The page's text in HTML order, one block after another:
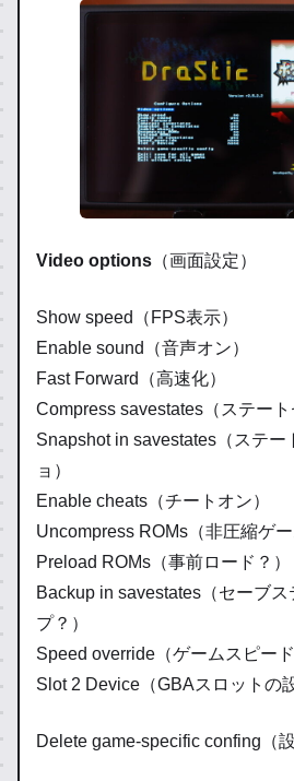
Video options （画面設定）
Show speed（FPS表示）
Enable sound（音声オン）
Fast Forward（高速化）
Compress savestates（ステート
Snapshot in savestates（ステー
ョ）
Enable cheats（チートオン）
Uncompress ROMs（非圧縮ゲー
Preload ROMs（事前ロード？）
Backup in savestates（セーブ
プ？）
Speed override（ゲームスピード
Slot 2 Device（GBAスロットの
Delete game-specific confing（